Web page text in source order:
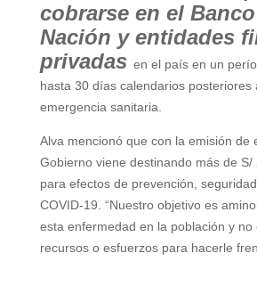
cobrarse en el
Nación y entidades
privadas en el país en un
hasta 30 días calendarios posteriores
emergencia sanitaria.
Alva mencionó que con la emisión de
Gobierno viene destinando más de S/
para efectos de prevención,
COVID-19. “Nuestro objetivo es
esta enfermedad en la población y no
recursos o esfuerzos para hacerle